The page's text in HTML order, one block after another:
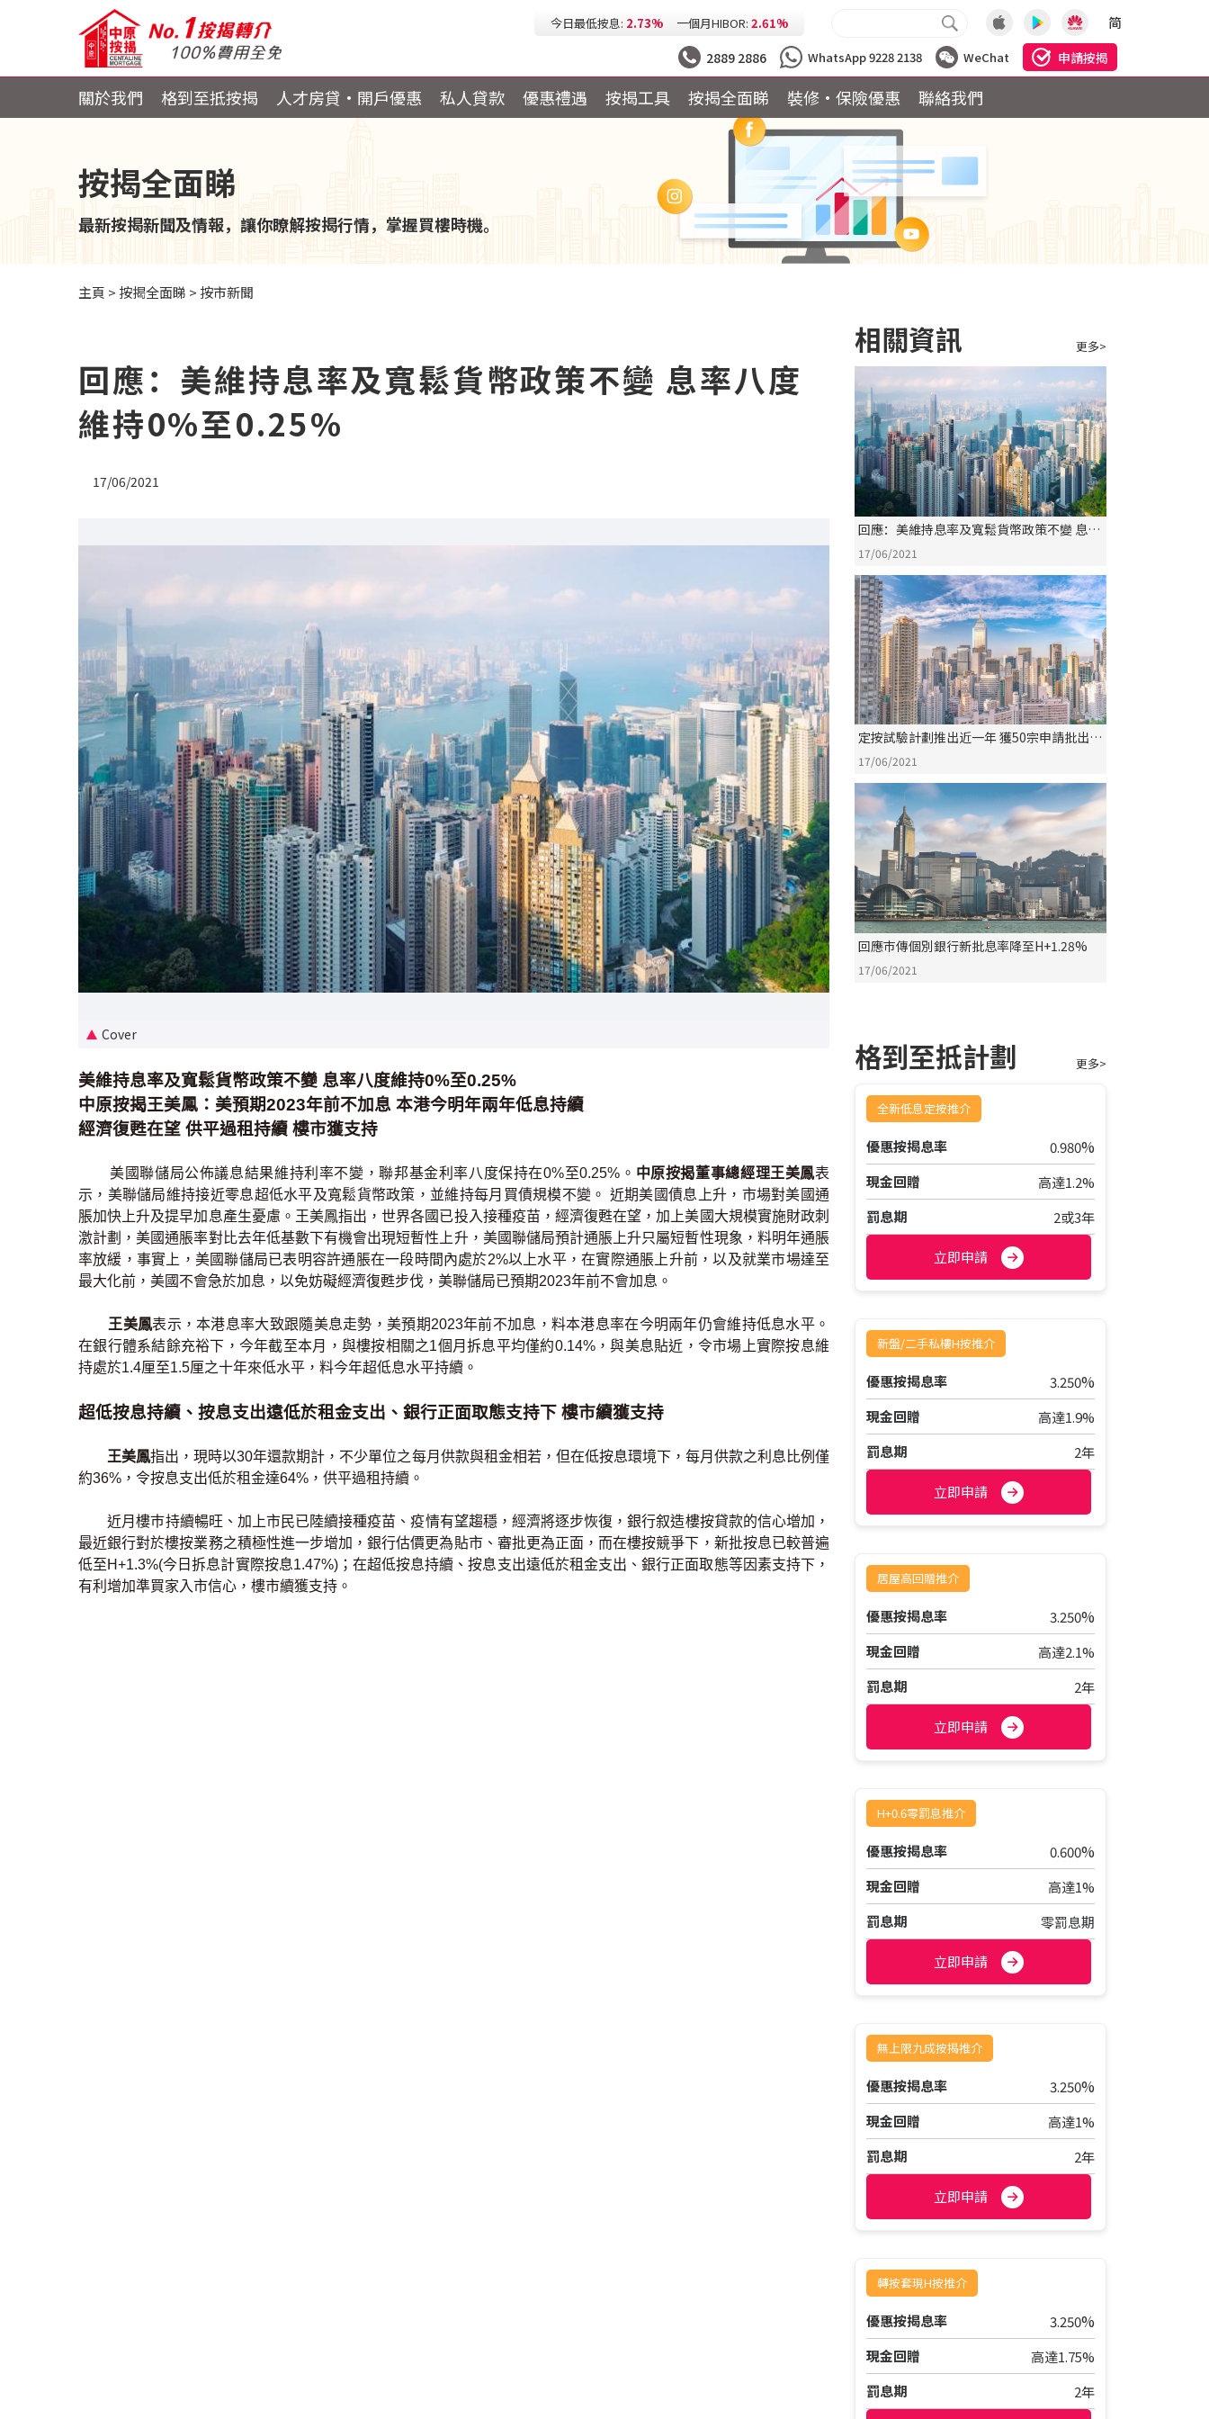
今日最低按息: 2.73% 一個月HIBOR: 2.61%
今日最低H按: 3.25%
简
2889 2886 WhatsApp 9228 2138 WeChat 申請按揭
關於我們 格到至抵按揭 人才房貸・開戶優惠 私人貸款 優惠禮遇 按揭工具 按揭全面睇 裝修·保險優惠 聯絡我們
按揭全面睇
最新按揭新聞及情報，讓你瞭解按揭行情，掌握買樓時機。
主頁 >按揭全面睇 >按市新聞
回應：美維持息率及寬鬆貨幣政策不變 息率八度
維持0%至0.25%
17/06/2021
Cover
美維持息率及寬鬆貨幣政策不變 息率八度維持0%至0.25%
中原按揭王美鳳：美預期2023年前不加息 本港今明年兩年低息持續
經濟復甦在望 供平過租持續 樓市獲支持
美國聯儲局公佈議息結果維持利率不變，聯邦基金利率八度保持在0%至0.25%。 中原按揭董事總經理王美鳳表
示，美聯儲局維持接近零息超低水平及寬鬆貨幣政策，並維持每月買債規模不變。 近期美國債息上升，市場對美國通
脹加快上升及提早加息產生憂慮。王美鳳指出，世界各國已投入接種疫苗，經濟復甦在望，加上美國大規模實施財政刺
激計劃，美國通脹率對比去年低基數下有機會出現短暫性上升，美國聯儲局預計通脹上升只屬短暫性現象，料明年通脹
率放緩，事實上，美國聯儲局已表明容許通脹在一段時間內處於2%以上水平，在實際通脹上升前，以及就業市場達至
最大化前，美國不會急於加息，以免妨礙經濟復甦步伐，美聯儲局已預期2023年前不會加息。
王美鳳表示，本港息率大致跟隨美息走勢，美預期2023年前不加息，料本港息率在今明兩年仍會維持低息水平。
在銀行體系結餘充裕下，今年截至本月，與樓按相關之1個月拆息平均僅約0.14%，與美息貼近，令市場上實際按息維
持處於1.4厘至1.5厘之十年來低水平，料今年超低息水平持續。
超低按息持續、按息支出遠低於租金支出、銀行正面取態支持下 樓市續獲支持
王美鳳指出，現時以30年還款期計，不少單位之每月供款與租金相若，但在低按息環境下，每月供款之利息比例僅
約36%，令按息支出低於租金達64%，供平過租持續。
近月樓巿持續暢旺、加上市民已陸續接種疫苗、疫情有望趨穩，經濟將逐步恢復，銀行叙造樓按貸款的信心增加，
最近銀行對於樓按業務之積極性進一步增加，銀行估價更為貼市、審批更為正面，而在樓按競爭下，新批按息已較普遍
低至H+1.3%(今日拆息計實際按息1.47%)；在超低按息持續、按息支出遠低於租金支出、銀行正面取態等因素支持下，
有利增加準買家入市信心，樓市續獲支持。
相關資訊 更多>
回應：美維持息率及寬鬆貨幣政策不變 息率
九度維持0%至0.25%
17/06/2021
定按試驗計劃推出近一年 獲50宗申請批出
36宗
17/06/2021
回應巿傳個別銀行新批息率降至H+1.28%
17/06/2021
格到至抵計劃 更多>
全新低息定按推介
優惠按揭息率 0.980%
現金回贈
高達1.2%
罰息期
2或3年
立即申請
新盤/二手私樓H按推介
優惠按揭息率 3.250%
現金回贈
高達1.9%
罰息期
2年
立即申請
居屋高回贈推介
優惠按揭息率 3.250%
現金回贈
高達2.1%
罰息期
2年
立即申請
H+0.6零罰息推介
優惠按揭息率 0.600%
現金回贈
高達1%
罰息期
零罰息期
立即申請
無上限九成按揭推介
優惠按揭息率 3.250%
現金回贈
高達1%
罰息期
2年
立即申請
轉按套現H按推介
優惠按揭息率 3.250%
現金回贈
高達1.75%
罰息期
2年